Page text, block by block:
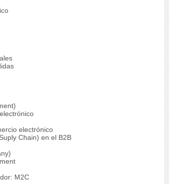
electrónico
Chain) en el B2B
M2C